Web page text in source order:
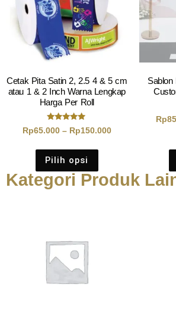
Cetak Pita Satin 2, 2.5 4 & 5 cm
atau 1 & 2 Inch Warna Lengkap
Harga Per Roll
Dinilai
5.00
Rp65.000 – Rp150.000
Pilih opsi
Sablon
Rp
Kategori Produk